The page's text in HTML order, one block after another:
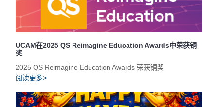
UCAM在2025 QS Reimagine Education Awards中荣获铜
奖
2025 QS Reimagine Education Awards 荣获铜奖
阅读更多>